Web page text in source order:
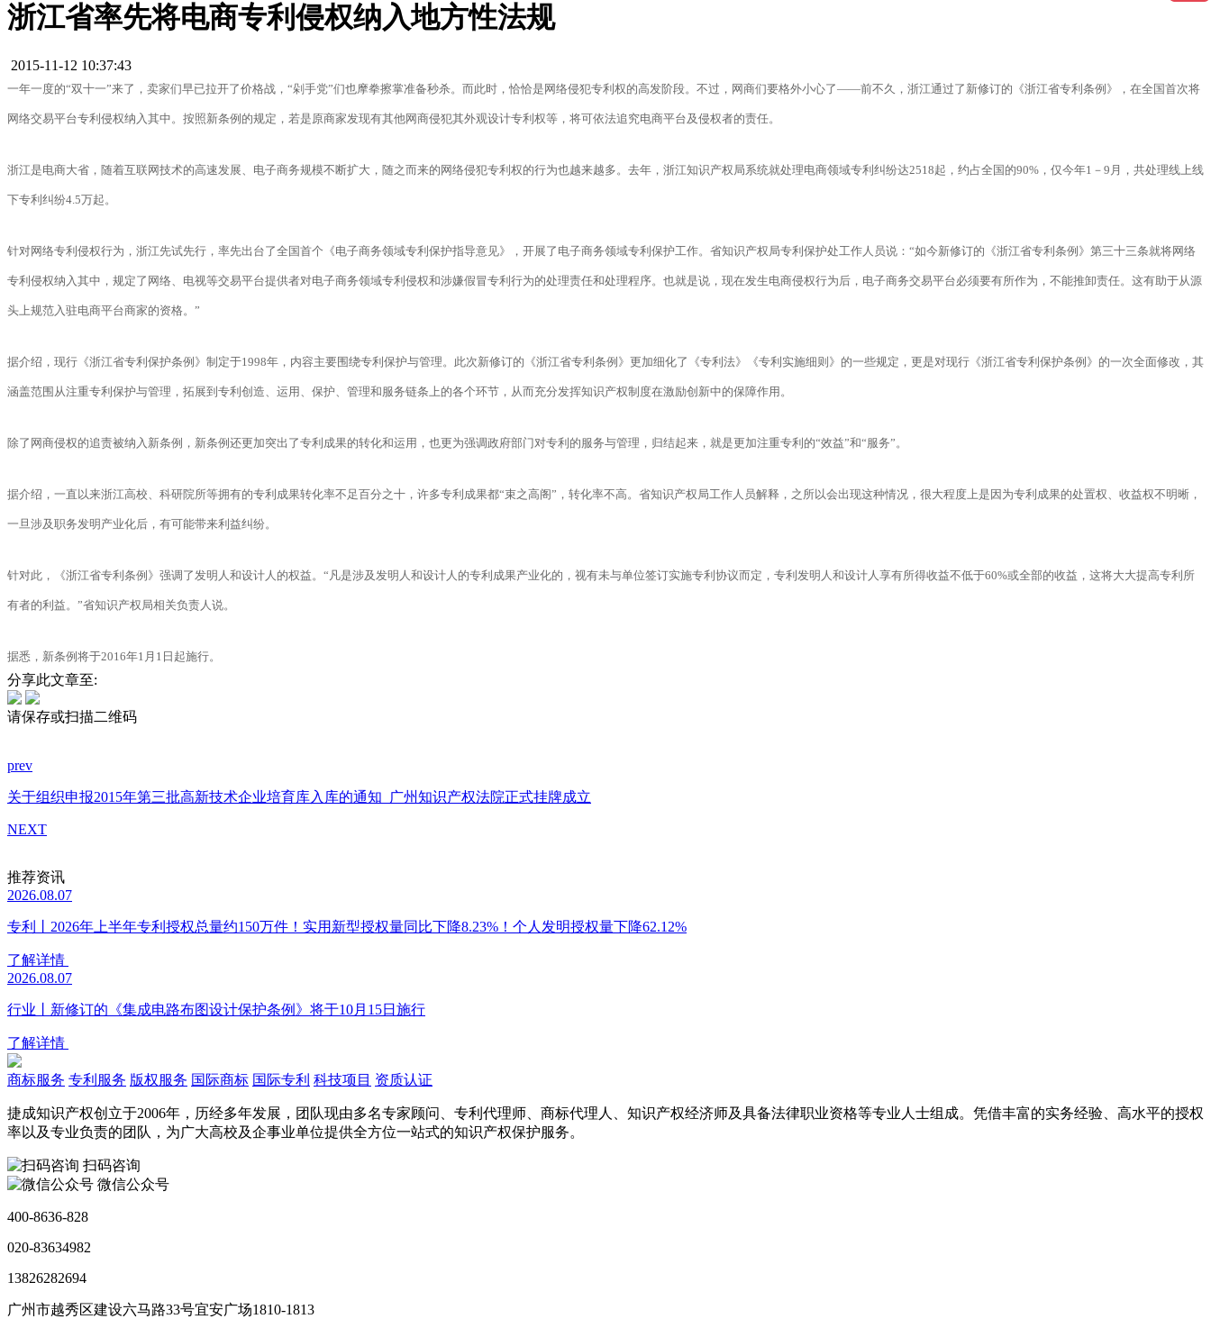
浙江省率先将电商专利侵权纳入地方性法规
2015-11-12 10:37:43
一年一度的“双十一”来了，卖家们早已拉开了价格战，“剁手党”们也摩拳擦掌准备秒杀。而此时，恰恰是网络侵犯专利权的高发阶段。不过，网商们要格外小心了——前不久，浙江通过了新修订的《浙江省专利条例》，在全国首次将
网络交易平台专利侵权纳入其中。按照新条例的规定，若是原商家发现有其他网商侵犯其外观设计专利权等，将可依法追究电商平台及侵权者的责任。
浙江是电商大省，随着互联网技术的高速发展、电子商务规模不断扩大，随之而来的网络侵犯专利权的行为也越来越多。去年，浙江知识产权局系统就处理电商领域专利纠纷达2518起，约占全国的90%，仅今年1－9月，共处理线上线
下专利纠纷4.5万起。
针对网络专利侵权行为，浙江先试先行，率先出台了全国首个《电子商务领域专利保护指导意见》，开展了电子商务领域专利保护工作。省知识产权局专利保护处工作人员说：“如今新修订的《浙江省专利条例》第三十三条就将网络
专利侵权纳入其中，规定了网络、电视等交易平台提供者对电子商务领域专利侵权和涉嫌假冒专利行为的处理责任和处理程序。也就是说，现在发生电商侵权行为后，电子商务交易平台必须要有所作为，不能推卸责任。这有助于从源
头上规范入驻电商平台商家的资格。”
据介绍，现行《浙江省专利保护条例》制定于1998年，内容主要围绕专利保护与管理。此次新修订的《浙江省专利条例》更加细化了《专利法》《专利实施细则》的一些规定，更是对现行《浙江省专利保护条例》的一次全面修改，其
涵盖范围从注重专利保护与管理，拓展到专利创造、运用、保护、管理和服务链条上的各个环节，从而充分发挥知识产权制度在激励创新中的保障作用。
除了网商侵权的追责被纳入新条例，新条例还更加突出了专利成果的转化和运用，也更为强调政府部门对专利的服务与管理，归结起来，就是更加注重专利的“效益”和“服务”。
据介绍，一直以来浙江高校、科研院所等拥有的专利成果转化率不足百分之十，许多专利成果都“束之高阁”，转化率不高。省知识产权局工作人员解释，之所以会出现这种情况，很大程度上是因为专利成果的处置权、收益权不明晰，
一旦涉及职务发明产业化后，有可能带来利益纠纷。
针对此，《浙江省专利条例》强调了发明人和设计人的权益。“凡是涉及发明人和设计人的专利成果产业化的，视有未与单位签订实施专利协议而定，专利发明人和设计人享有所得收益不低于60%或全部的收益，这将大大提高专利所
有者的利益。”省知识产权局相关负责人说。
据悉，新条例将于2016年1月1日起施行。
分享此文章至:
请保存或扫描二维码
prev
关于组织申报2015年第三批高新技术企业培育库入库的通知 广州知识产权法院正式挂牌成立
NEXT
推荐资讯
2026.08.07
专利丨2026年上半年专利授权总量约150万件！实用新型授权量同比下降8.23%！个人发明授权量下降62.12%
了解详情
2026.08.07
行业丨新修订的《集成电路布图设计保护条例》将于10月15日施行
了解详情
商标服务 专利服务 版权服务 国际商标 国际专利 科技项目 资质认证
捷成知识产权创立于2006年，历经多年发展，团队现由多名专家顾问、专利代理师、商标代理人、知识产权经济师及具备法律职业资格等专业人士组成。凭借丰富的实务经验、高水平的授权
率以及专业负责的团队，为广大高校及企事业单位提供全方位一站式的知识产权保护服务。
扫码咨询
微信公众号
400-8636-828
020-83634982
13826282694
广州市越秀区建设六马路33号宜安广场1810-1813